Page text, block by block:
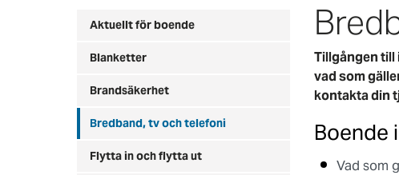
Aktuellt för boende
Blanketter
Brandsäkerhet
Bredband, tv och telefoni
Flytta in och flytta ut
Tillgången till
vad som
kontakta din
Boende
Vad som